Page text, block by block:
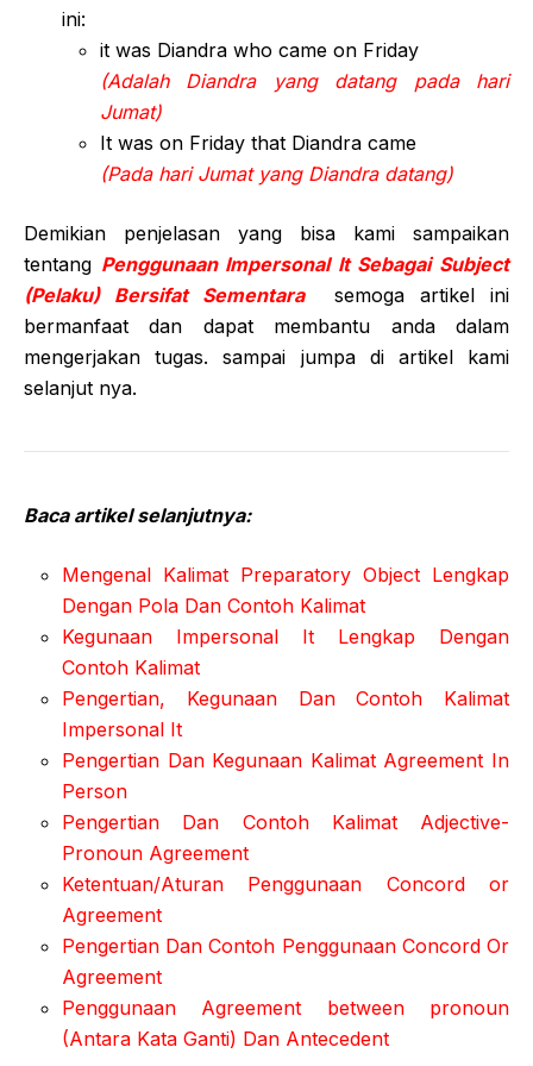
ini:
it was Diandra who came on Friday
(Adalah Diandra yang datang pada hari
Jumat)
It was on Friday that Diandra came
(Pada hari Jumat yang Diandra datang)
Demikian penjelasan yang bisa kami sampaikan
tentang Penggunaan Impersonal It Sebagai Subject
(Pelaku) Bersifat Sementarasemoga artikel ini
bermanfaat dan dapat membantu anda dalam
mengerjakan tugas. sampai jumpa di artikel kami
selanjut nya.
Baca artikel selanjutnya:
Mengenal Kalimat Preparatory Object Lengkap
Dengan Pola Dan Contoh Kalimat
Kegunaan Impersonal It Lengkap Dengan
Contoh Kalimat
Pengertian, Kegunaan Dan Contoh Kalimat
Impersonal It
Pengertian Dan Kegunaan Kalimat Agreement In
Person
Pengertian Dan Contoh Kalimat Adjective-
Pronoun Agreement
Ketentuan/Aturan Penggunaan Concord or
Agreement
Pengertian Dan Contoh Penggunaan Concord Or
Agreement
Penggunaan Agreement between pronoun
(Antara Kata Ganti) Dan Antecedent